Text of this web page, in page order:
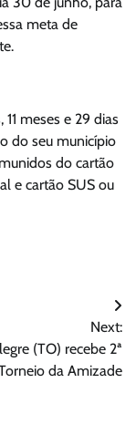
meta de
meses e 29 dias
do seu município
do cartão
e cartão SUS ou
Next:
(TO) recebe 2ª
da Amizade